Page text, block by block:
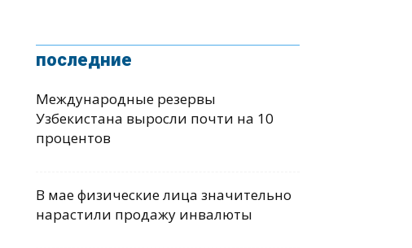
последние
Международные резервы
Узбекистана выросли почти на 10
процентов
В мае физические лица значительно
нарастили продажу инвалюты